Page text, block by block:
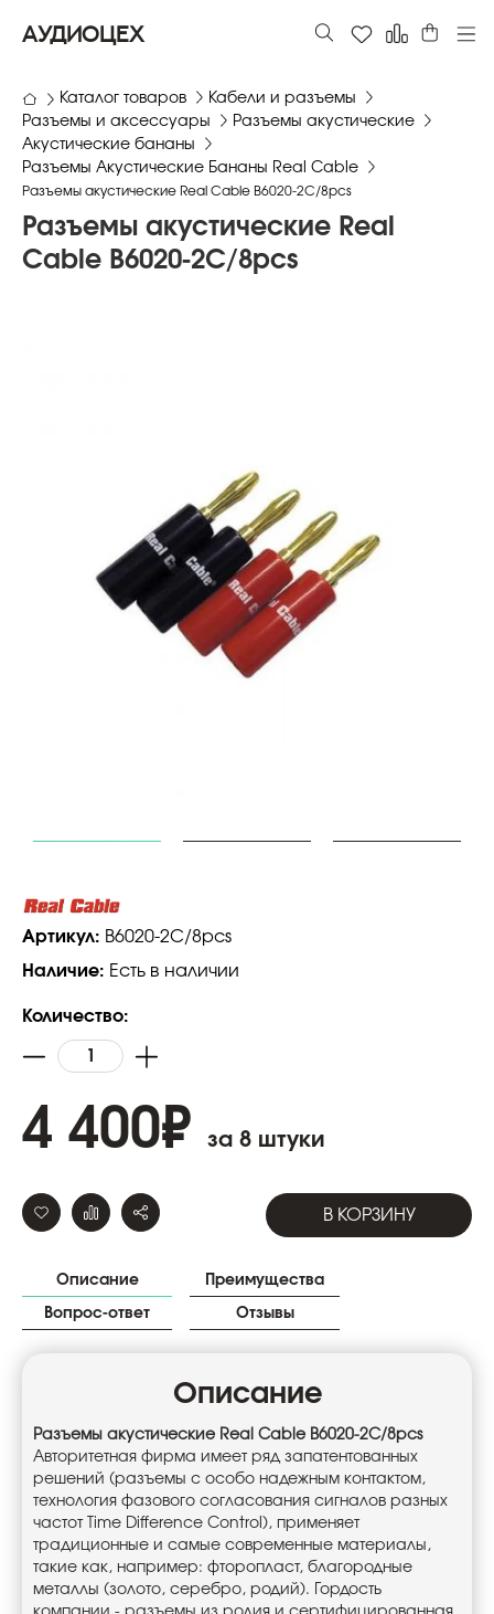
АУДИОЦЕХ
Каталог товаров
Кабели и разъемы
Разъемы и аксессуары
Разъемы акустические
Акустические бананы
Разъемы Акустические Бананы Real Cable
Разъемы акустические Real Cable B6020-2C/8pcs
Разъемы акустические Real
Cable B6020-2C/8pcs
Артикул: B6020-2C/8pcs
Наличие: Есть в наличии
Количество:
4 400₽ за 8 штуки
В КОРЗИНУ
Описание Преимущества
Вопрос-ответ Отзывы
Описание
Разъемы акустические Real Cable B6020-2C/8pcs
Авторитетная фирма имеет ряд запатентованных
решений (разъемы с особо надежным контактом,
технология фазового согласования сигналов разных
частот Time Difference Control), применяет
традиционные и самые современные материалы,
такие как, например: фторопласт, благородные
металлы (золото, серебро, родий). Гордость